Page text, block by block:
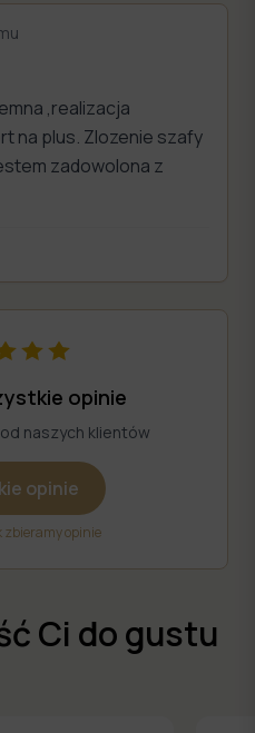
,realizacja
na plus. Zlozenie szafy
zadowolona z
opinie
naszych klientów
opinie
zbieramy opinie
Ci do gustu